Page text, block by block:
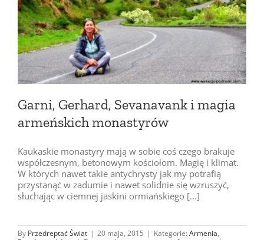
Garni, Gerhard, Sevanavank i magia
armeńskich monastyrów
Kaukaskie monastyry mają w sobie coś czego brakuje
współczesnym, betonowym kościołom. Magię i klimat.
W których nawet takie antychrysty jak my potrafią
przystanąć w zadumie i nawet solidnie się wzruszyć,
słuchając w ciemnej jaskini ormiańskiego [...]
By Przedreptać Świat | 20 maja, 2015 | Kategorie: Armenia,